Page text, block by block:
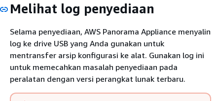
Melihat log penyediaan
Selama penyediaan, AWS Panorama Appliance menyalin
log ke drive USB yang Anda gunakan untuk
mentransfer arsip konfigurasi ke alat. Gunakan log ini
untuk memecahkan masalah penyediaan pada
peralatan dengan versi perangkat lunak terbaru.